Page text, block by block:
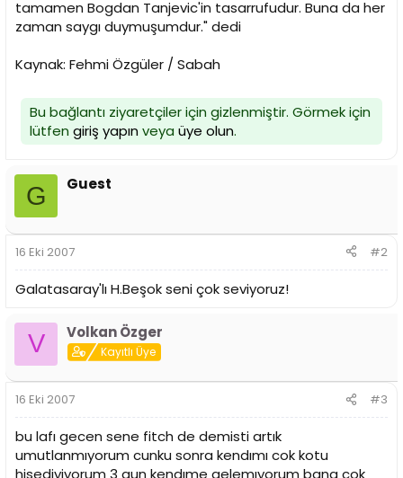
tamamen Bogdan Tanjevic'in tasarrufudur. Buna da her
zaman saygı duymuşumdur." dedi
Kaynak: Fehmi Özgüler / Sabah
Bu bağlantı ziyaretçiler için gizlenmiştir. Görmek için
lütfen giriş yapınveya üye olun.
G Guest
16 Eki 2007 #2
Galatasaray'lı H.Beşok seni çok seviyoruz!
V Volkan Özger
Kayıtlı Üye
16 Eki 2007 #3
bu lafı gecen sene fitch de demisti artık
umutlanmıyorum cunku sonra kendımı cok kotu